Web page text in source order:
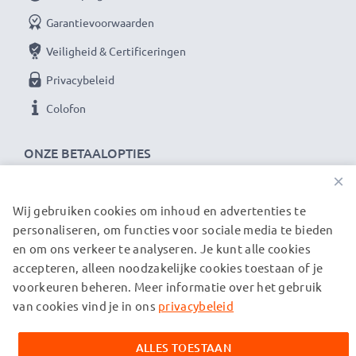
ONZE BETAALOPTIES
Garantievoorwaarden
Veiligheid & Certificeringen
Privacybeleid
Colofon
ONZE VERZENDPARTNERS
© subtel.be 2026
Alle prijzen zijn inclusief btw en exclusief verzendkosten.
Houd er rekening mee dat alle genoemde handelsmerken de
uitsluitend worden vermeld om informatie over onze
producten te verstrekken.
×
Wij gebruiken cookies om inhoud en advertenties te
personaliseren, om functies voor sociale media te bieden
en om ons verkeer te analyseren. Je kunt alle cookies
accepteren, alleen noodzakelijke cookies toestaan of je
voorkeuren beheren. Meer informatie over het gebruik
van cookies vind je in ons privacybeleid
ALLES TOESTAAN